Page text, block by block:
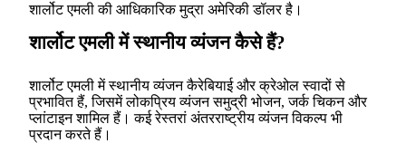
शार्लोट एमली की आधिकारिक मुद्रा अमेरिकी डॉलर है।
शार्लोट एमली में स्थानीय व्यंजन कैसे हैं?
शार्लोट एमली में स्थानीय व्यंजन कैरेबियाई और क्रेओल स्वादों से
प्रभावित हैं, जिसमें लोकप्रिय व्यंजन समुद्री भोजन, जर्क चिकन और
प्लांटाइन शामिल हैं। कई रेस्तरां अंतरराष्ट्रीय व्यंजन विकल्प भी
प्रदान करते हैं।